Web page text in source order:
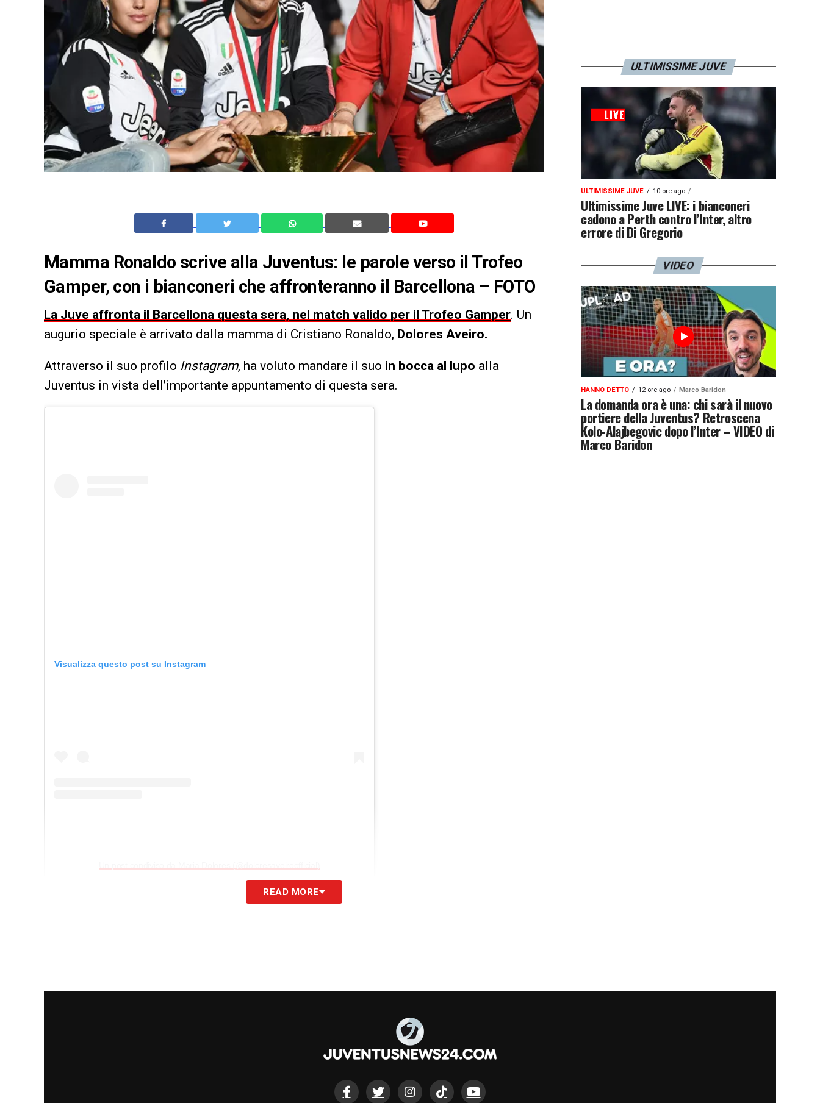
Mamma Ronaldo scrive alla Juventus: le parole verso il Trofeo
Gamper, con i bianconeri che affronteranno il Barcellona – FOTO
La Juve affronta il Barcellona questa sera, nel match valido per il Trofeo Gamper. Un
augurio speciale è arrivato dalla mamma di Cristiano Ronaldo, Dolores Aveiro.
Attraverso il suo profilo Instagram, ha voluto mandare il suo in bocca al lupo alla
Juventus in vista dell’importante appuntamento di questa sera.
Visualizza questo post su Instagram
READ MORE
ULTIMISSIME JUVE
ULTIMISSIME JUVE 10 ore ago
Ultimissime Juve LIVE: i bianconeri
cadono a Perth contro l’Inter, altro
errore di Di Gregorio
VIDEO
HANNO DETTO 12 ore ago Marco Baridon
La domanda ora è una: chi sarà il nuovo
portiere della Juventus? Retroscena
Kolo-Alajbegovic dopo l’Inter – VIDEO di
Marco Baridon